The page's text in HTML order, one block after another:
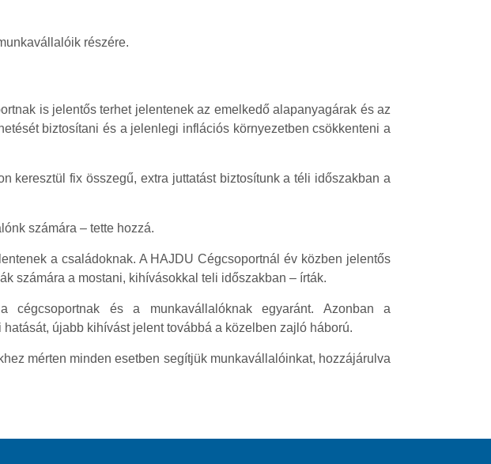
részére.
is jelentős terhet jelentenek az emelkedő alapanyagárak és az
biztosítani és a jelenlegi inflációs környezetben csökkenteni a
keresztül fix összegű, extra juttatást biztosítunk a téli időszakban a
számára – tette hozzá.
a családoknak. A HAJDU Cégcsoportnál év közben jelentős
számára a mostani, kihívásokkal teli időszakban – írták.
és a munkavállalóknak egyaránt. Azonban a
újabb kihívást jelent továbbá a közelben zajló háború.
mérten minden esetben segítjük munkavállalóinkat, hozzájárulva